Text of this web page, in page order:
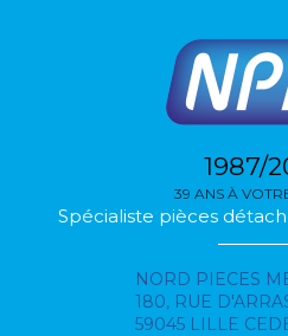
1987/
39 ANS À
Spécialiste pièces
NORD PIECES
180, RUE
59045 LILLE